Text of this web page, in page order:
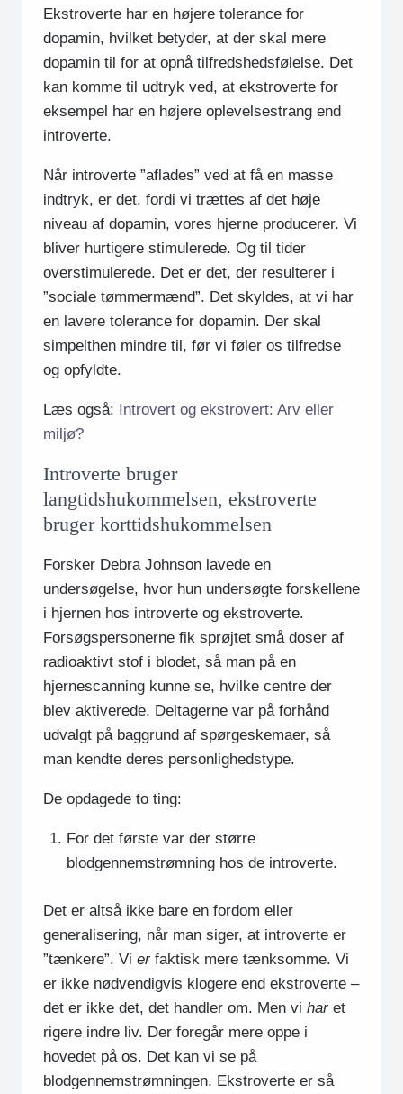
Ekstroverte har en højere tolerance for
dopamin, hvilket betyder, at der skal mere
dopamin til for at opnå tilfredshedsfølelse. Det
kan komme til udtryk ved, at ekstroverte for
eksempel har en højere oplevelsestrang end
introverte.
Når introverte ”aflades” ved at få en masse
indtryk, er det, fordi vi trættes af det høje
niveau af dopamin, vores hjerne producerer. Vi
bliver hurtigere stimulerede. Og til tider
overstimulerede. Det er det, der resulterer i
”sociale tømmermænd”. Det skyldes, at vi har
en lavere tolerance for dopamin. Der skal
simpelthen mindre til, før vi føler os tilfredse
og opfyldte.
Læs også: Introvert og ekstrovert: Arv eller
miljø?
Introverte bruger
langtidshukommelsen, ekstroverte
bruger korttidshukommelsen
Forsker Debra Johnson lavede en
undersøgelse, hvor hun undersøgte forskellene
i hjernen hos introverte og ekstroverte.
Forsøgspersonerne fik sprøjtet små doser af
radioaktivt stof i blodet, så man på en
hjernescanning kunne se, hvilke centre der
blev aktiverede. Deltagerne var på forhånd
udvalgt på baggrund af spørgeskemaer, så
man kendte deres personlighedstype.
De opdagede to ting:
For det første var der større
blodgennemstrømning hos de introverte.
Det er altså ikke bare en fordom eller
generalisering, når man siger, at introverte er
”tænkere”. Vi er faktisk mere tænksomme. Vi
er ikke nødvendigvis klogere end ekstroverte –
det er ikke det, det handler om. Men vi har et
rigere indre liv. Der foregår mere oppe i
hovedet på os. Det kan vi se på
blodgennemstrømningen. Ekstroverte er så